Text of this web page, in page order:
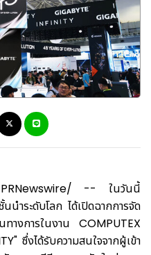
-- ในวันนี้
ำระดับโลก ได้เปิดฉากการจัด
ทางการในงาน COMPUTEX
ซึ่งได้รับความสนใจจากผู้เข้า